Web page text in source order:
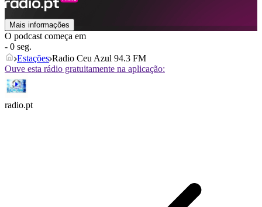
Mais informações
O podcast começa em
- 0 seg.
Estações Radio Ceu Azul 94.3 FM
Ouve esta rádio gratuitamente na aplicação:
radio.pt